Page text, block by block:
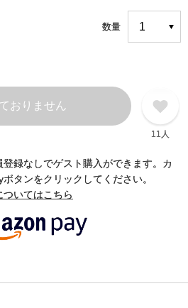
数量
おりません
11人
録なしでゲスト購入ができます。カ
タンをクリックしてください。
いてはこちら